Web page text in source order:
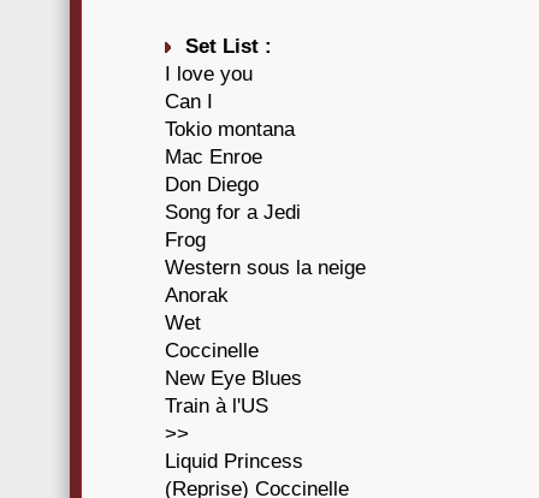
Set List :
I love you
Can I
Tokio montana
Mac Enroe
Don Diego
Song for a Jedi
Frog
Western sous la neige
Anorak
Wet
Coccinelle
New Eye Blues
Train à l'US
>>
Liquid Princess
(Reprise) Coccinelle